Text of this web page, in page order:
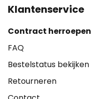
Klantenservice
Contract herroepen
FAQ
Bestelstatus bekijken
Retourneren